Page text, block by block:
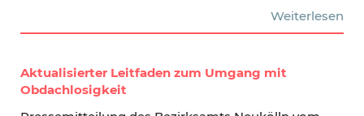
Weiterlesen
Aktualisierter Leitfaden zum Umgang mit
Obdachlosigkeit